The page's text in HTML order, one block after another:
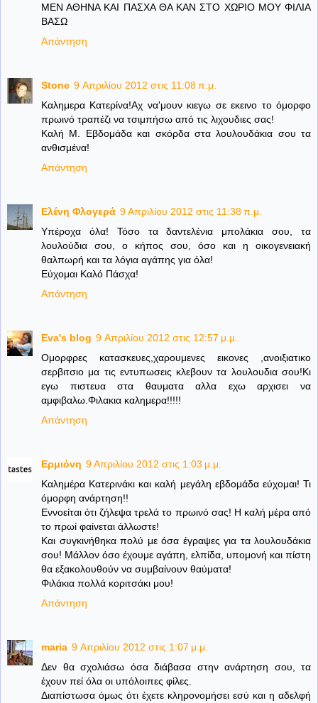
ΜΕΝ ΑΘΗΝΑ ΚΑΙ ΠΑΣΧΑ ΘΑ ΚΑΝ ΣΤΟ ΧΩΡΙΟ ΜΟΥ ΦΙΛΙΑ
ΒΑΣΩ
Απάντηση
Stone 9 Απριλίου 2012 στις 11:08 π.μ.
Καλημερα Κατερίνα!Αχ να'μουν κιεγω σε εκεινο το όμορφο
πρωινό τραπέζι να τσιμπήσω από τις λιχουδιες σας!
Καλή Μ. Εβδομάδα και σκόρδα στα λουλουδάκια σου τα
ανθισμένα!
Απάντηση
Ελένη Φλογερά 9 Απριλίου 2012 στις 11:38 π.μ.
Υπέροχα όλα! Τόσο τα δαντελένια μπολάκια σου, τα
λουλούδια σου, ο κήπος σου, όσο και η οικογενειακή
θαλπωρή και τα λόγια αγάπης για όλα!
Εύχομαι Καλό Πάσχα!
Απάντηση
Eva's blog 9 Απριλίου 2012 στις 12:57 μ.μ.
Ομορφρες κατασκευες,χαρουμενες εικονες ,ανοιξιατικο
σερβιτσιο μα τις εντυπωσεις κλεβουν τα λουλουδια σου!Κι
εγω πιστευα στα θαυματα αλλα εχω αρχισει να
αμφιβαλω.Φιλακια καλημερα!!!!!
Απάντηση
Ερμιόνη 9 Απριλίου 2012 στις 1:03 μ.μ.
Καλημέρα Κατερινάκι και καλή μεγάλη εβδομάδα εύχομαι! Τι
όμορφη ανάρτηση!!
Εννοείται ότι ζήλεψα τρελά το πρωινό σας! Η καλή μέρα από
το πρωί φαίνεται άλλωστε!
Και συγκινήθηκα πολύ με όσα έγραψες για τα λουλουδάκια
σου! Μάλλον όσο έχουμε αγάπη, ελπίδα, υπομονή και πίστη
θα εξακολουθούν να συμβαίνουν θαύματα!
Φιλάκια πολλά κοριτσάκι μου!
Απάντηση
maria 9 Απριλίου 2012 στις 1:07 μ.μ.
Δεν θα σχολιάσω όσα διάβασα στην ανάρτηση σου, τα
έχουν πεί όλα οι υπόλοιπες φίλες.
Διαπίστωσα όμως ότι έχετε κληρονομήσει εσύ και η αδελφή